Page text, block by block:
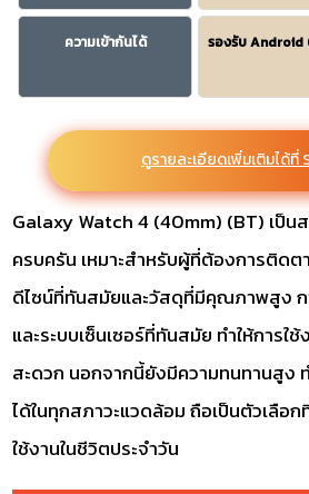
ความเข้ากันได้
รองรับ Android
ดูรายละเอียดเพิ่มเติมได้ที่
Galaxy Watch 4 (40mm) (BT) เป็น
ครบครัน เหมาะสำหรับผู้ที่ต้องการติด
ดีไซน์ที่ทันสมัยและวัสดุที่มีคุณภาพสูง
และระบบเซ็นเซอร์ที่ทันสมัย ทำให้การใช้
สะดวก นอกจากนี้ยังมีความทนทานสูง
ได้ในทุกสภาวะแวดล้อม ถือเป็นตัวเลือ
ใช้งานในชีวิตประจำวัน